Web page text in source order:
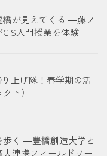
橋が見えてくる ―藤ノ
GIS入門授業を体験―
上げ隊！春学期の活
ト）
歩く ―豊橋創造大学と
連携フィールドワー